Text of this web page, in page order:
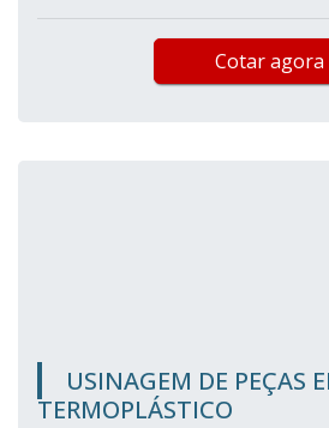
Cotar agora
USINAGEM DE PEÇAS
TERMOPLÁSTICO